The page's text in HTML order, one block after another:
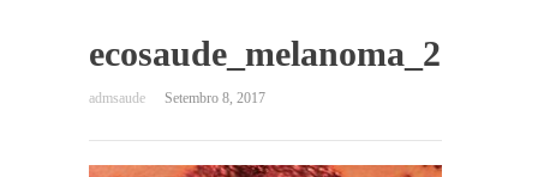
ecosaude_melanoma_2
Setembro 8, 2017